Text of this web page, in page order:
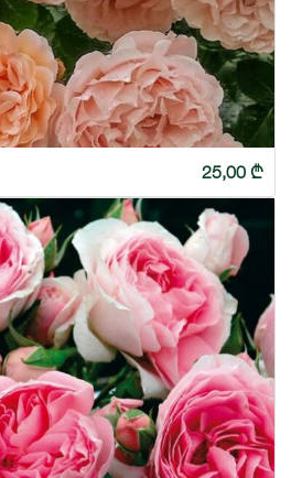
25,00 ₾